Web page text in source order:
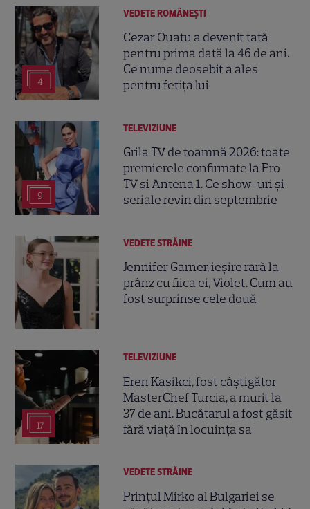
4
VEDETE ROMÂNEŞTI
Cezar Ouatu a devenit tată
pentru prima dată la 46 de ani.
Ce nume deosebit a ales
pentru fetița lui
9
TELEVIZIUNE
Grila TV de toamnă 2026: toate
premierele confirmate la Pro
TV și Antena 1. Ce show-uri și
seriale revin din septembrie
VEDETE STRĂINE
Jennifer Garner, ieșire rară la
prânz cu fiica ei, Violet. Cum au
fost surprinse cele două
17
TELEVIZIUNE
Eren Kasikci, fost câștigător
MasterChef Turcia, a murit la
37 de ani. Bucătarul a fost găsit
fără viață în locuința sa
VEDETE STRĂINE
Prințul Mirko al Bulgariei se